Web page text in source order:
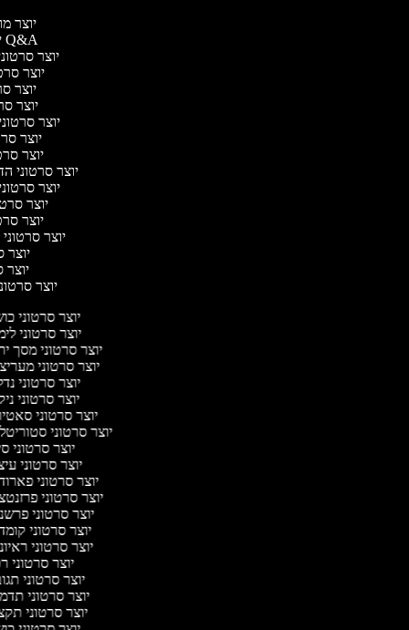
יוצר
יוצר סרטוני Q&A
יוצר
יוצר
יוצר
יוצר
יוצר
יוצר
יוצר
יוצר סרטוני
יוצר
יוצר
יוצר
יוצר
יוצר
יוצר
יוצר
יוצר סרטוני
יוצר סרטוני
יוצר סרטוני מסך
יוצר סרטוני
יוצר סרטוני
יוצר סרטוני
יוצר סרטוני
יוצר סרטוני
יוצר סרטוני
יוצר סרטוני
יוצר סרטוני
יוצר סרטוני
יוצר סרטוני
יוצר סרטוני
יוצר סרטוני
יוצר סרטוני
יוצר סרטוני
יוצר סרטוני
יוצר סרטוני